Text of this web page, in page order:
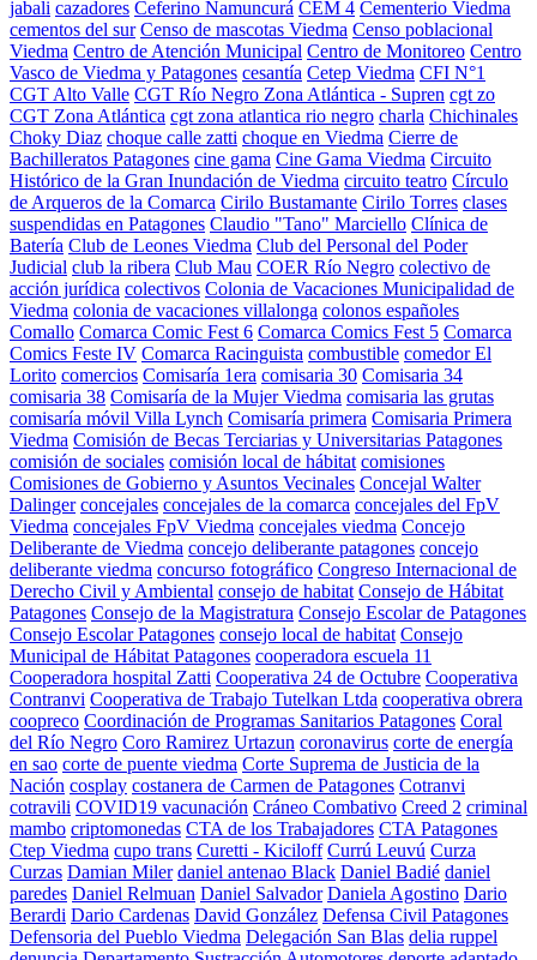
jabali cazadores Ceferino Namuncurá CEM 4 Cementerio Viedma
cementos del sur Censo de mascotas Viedma Censo poblacional
Viedma Centro de Atención Municipal Centro de Monitoreo Centro
Vasco de Viedma y Patagones cesantía Cetep Viedma CFI N°1
CGT Alto Valle CGT Río Negro Zona Atlántica - Supren cgt zo
CGT Zona Atlántica cgt zona atlantica rio negro charla Chichinales
Choky Diaz choque calle zatti choque en Viedma Cierre de
Bachilleratos Patagones cine gama Cine Gama Viedma Circuito
Histórico de la Gran Inundación de Viedma circuito teatro Círculo
de Arqueros de la Comarca Cirilo Bustamante Cirilo Torres clases
suspendidas en Patagones Claudio "Tano" Marciello Clínica de
Batería Club de Leones Viedma Club del Personal del Poder
Judicial club la ribera Club Mau COER Río Negro colectivo de
acción jurídica colectivos Colonia de Vacaciones Municipalidad de
Viedma colonia de vacaciones villalonga colonos españoles
Comallo Comarca Comic Fest 6 Comarca Comics Fest 5 Comarca
Comics Feste IV Comarca Racinguista combustible comedor El
Lorito comercios Comisaría 1era comisaria 30 Comisaria 34
comisaria 38 Comisaría de la Mujer Viedma comisaria las grutas
comisaría móvil Villa Lynch Comisaría primera Comisaria Primera
Viedma Comisión de Becas Terciarias y Universitarias Patagones
comisión de sociales comisión local de hábitat comisiones
Comisiones de Gobierno y Asuntos Vecinales Concejal Walter
Dalinger concejales concejales de la comarca concejales del FpV
Viedma concejales FpV Viedma concejales viedma Concejo
Deliberante de Viedma concejo deliberante patagones concejo
deliberante viedma concurso fotográfico Congreso Internacional de
Derecho Civil y Ambiental consejo de habitat Consejo de Hábitat
Patagones Consejo de la Magistratura Consejo Escolar de Patagones
Consejo Escolar Patagones consejo local de habitat Consejo
Municipal de Hábitat Patagones cooperadora escuela 11
Cooperadora hospital Zatti Cooperativa 24 de Octubre Cooperativa
Contranvi Cooperativa de Trabajo Tutelkan Ltda cooperativa obrera
coopreco Coordinación de Programas Sanitarios Patagones Coral
del Río Negro Coro Ramirez Urtazun coronavirus corte de energía
en sao corte de puente viedma Corte Suprema de Justicia de la
Nación cosplay costanera de Carmen de Patagones Cotranvi
cotravili COVID19 vacunación Cráneo Combativo Creed 2 criminal
mambo criptomonedas CTA de los Trabajadores CTA Patagones
Ctep Viedma cupo trans Curetti - Kiciloff Currú Leuvú Curza
Curzas Damian Miler daniel antenao Black Daniel Badié daniel
paredes Daniel Relmuan Daniel Salvador Daniela Agostino Dario
Berardi Dario Cardenas David González Defensa Civil Patagones
Defensoria del Pueblo Viedma Delegación San Blas delia ruppel